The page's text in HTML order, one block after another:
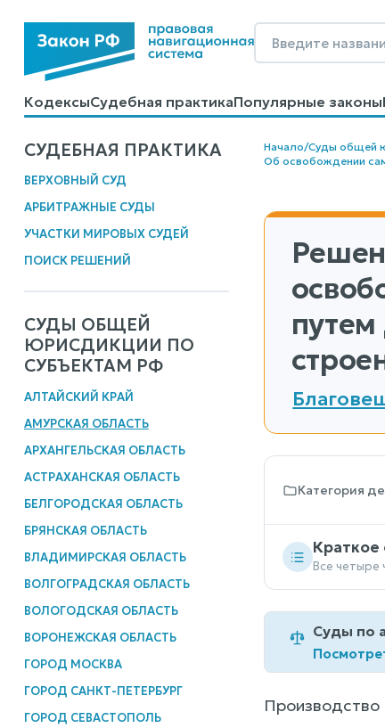
КодексыСудебная практикаПопулярные законы
КалькуляторыСправочные материалыОбразцы
СУДЕБНАЯ ПРАКТИКА
ВЕРХОВНЫЙ СУД
АРБИТРАЖНЫЕ СУДЫ
УЧАСТКИ МИРОВЫХ СУДЕЙ
ПОИСК РЕШЕНИЙ
СУДЫ ОБЩЕЙ
ЮРИСДИКЦИИ ПО
СУБЪЕКТАМ РФ
АЛТАЙСКИЙ КРАЙ
АМУРСКАЯ ОБЛАСТЬ
АРХАНГЕЛЬСКАЯ ОБЛАСТЬ
АСТРАХАНСКАЯ ОБЛАСТЬ
БЕЛГОРОДСКАЯ ОБЛАСТЬ
БРЯНСКАЯ ОБЛАСТЬ
ВЛАДИМИРСКАЯ ОБЛАСТЬ
ВОЛГОГРАДСКАЯ ОБЛАСТЬ
ВОЛОГОДСКАЯ ОБЛАСТЬ
ВОРОНЕЖСКАЯ ОБЛАСТЬ
ГОРОД МОСКВА
ГОРОД САНКТ-ПЕТЕРБУРГ
ГОРОД СЕВАСТОПОЛЬ
Начало/Суды общей
Об освобождении
Категория
Все четыре
Суды по